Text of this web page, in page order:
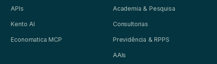
APIs
Kento AI
Economatica MCP
Academia & Pesquisa
Consultorias
Previdência & RPPS
AAIs